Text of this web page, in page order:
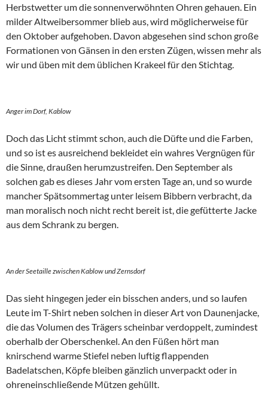
Herbstwetter um die sonnenverwöhnten Ohren gehauen. Ein
milder Altweibersommer blieb aus, wird möglicherweise für
den Oktober aufgehoben. Davon abgesehen sind schon große
Formationen von Gänsen in den ersten Zügen, wissen mehr als
wir und üben mit dem üblichen Krakeel für den Stichtag.
Anger im Dorf, Kablow
Doch das Licht stimmt schon, auch die Düfte und die Farben,
und so ist es ausreichend bekleidet ein wahres Vergnügen für
die Sinne, draußen herumzustreifen. Den September als
solchen gab es dieses Jahr vom ersten Tage an, und so wurde
mancher Spätsommertag unter leisem Bibbern verbracht, da
man moralisch noch nicht recht bereit ist, die gefütterte Jacke
aus dem Schrank zu bergen.
An der Seetaille zwischen Kablow und Zernsdorf
Das sieht hingegen jeder ein bisschen anders, und so laufen
Leute im T-Shirt neben solchen in dieser Art von Daunenjacke,
die das Volumen des Trägers scheinbar verdoppelt, zumindest
oberhalb der Oberschenkel. An den Füßen hört man
knirschend warme Stiefel neben luftig flappenden
Badelatschen, Köpfe bleiben gänzlich unverpackt oder in
ohreneinschließende Mützen gehüllt.